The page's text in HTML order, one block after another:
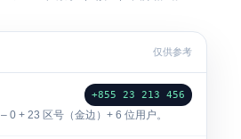
仅供参考
+855 23 213 456
– 0 + 23 区号（金边）+ 6 位用户。